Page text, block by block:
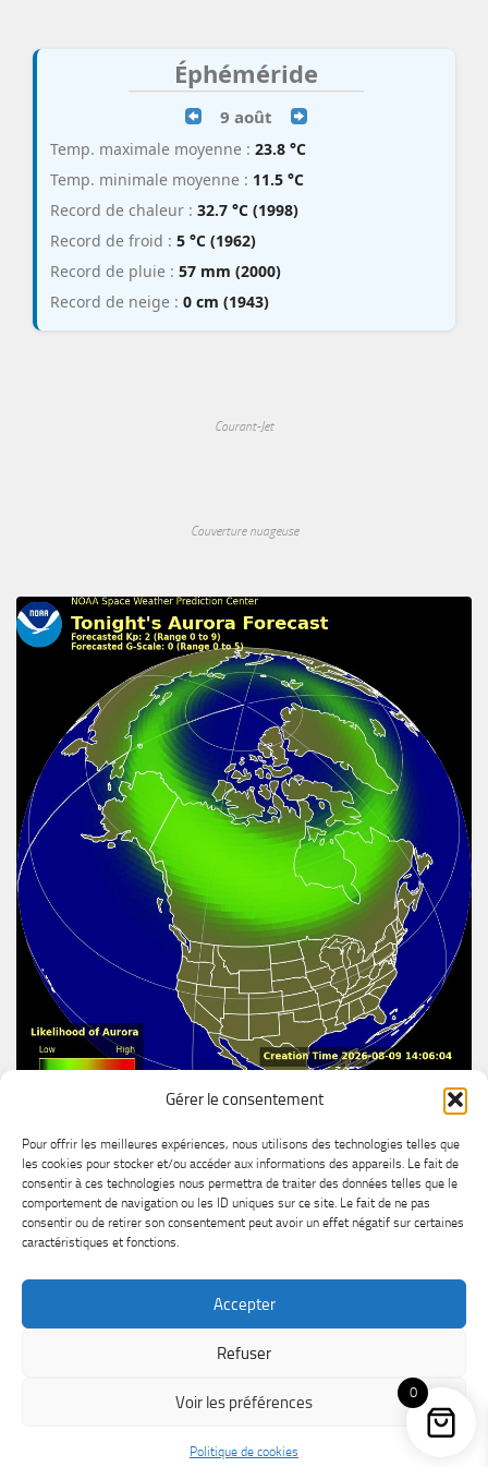
Gérer le consentement
Pour offrir les meilleures expériences, nous utilisons des technologies telles que
les cookies pour stocker et/ou accéder aux informations des appareils. Le fait de
consentir à ces technologies nous permettra de traiter des données telles que le
comportement de navigation ou les ID uniques sur ce site. Le fait de ne pas
consentir ou de retirer son consentement peut avoir un effet négatif sur certaines
caractéristiques et fonctions.
Accepter
Refuser
Voir les préférences
Politique de cookies
Éphéméride
9 août
Temp. maximale moyenne : 23.8 °C
Temp. minimale moyenne : 11.5 °C
Record de chaleur : 32.7 °C (1998)
Record de froid : 5 °C (1962)
Record de pluie : 57 mm (2000)
Record de neige : 0 cm (1943)
Courant-Jet
Couverture nuageuse
0